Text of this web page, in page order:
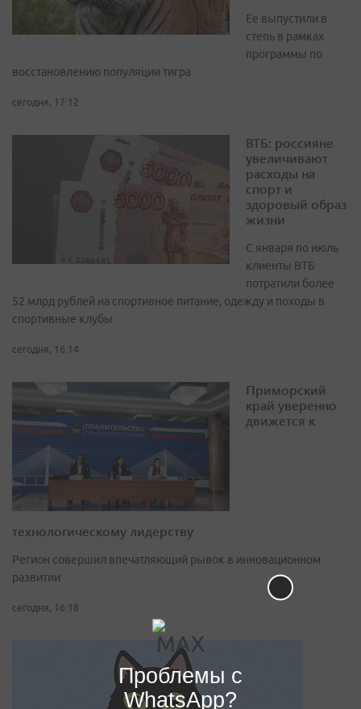
Ее выпустили в
степь в рамках
программы по
восстановлению популяции тигра
сегодня, 17:12
ВТБ: россияне
увеличивают
расходы на
спорт и
здоровый образ
жизни
С января по июль
клиенты ВТБ
потратили более
52 млрд рублей на спортивное питание, одежду и походы в
спортивные клубы
сегодня, 16:14
Приморский
край уверенно
движется к
технологическому лидерству
Регион совершил впечатляющий рывок в инновационном
развитии
сегодня, 16:18
Проблемы с
WhatsApp?